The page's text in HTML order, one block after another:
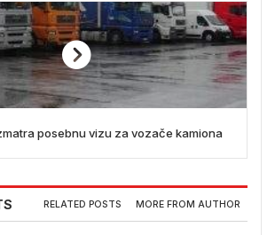
posebnu vizu za vozače kamiona
RELATED POSTS MORE FROM AUTHOR